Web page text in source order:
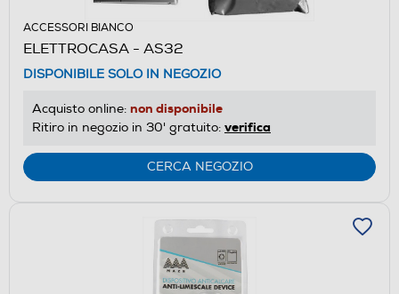
ACCESSORI BIANCO
ELETTROCASA - AS32
DISPONIBILE SOLO IN NEGOZIO
Acquisto online: non disponibile
Ritiro in negozio in 30' gratuito: verifica
CERCA NEGOZIO